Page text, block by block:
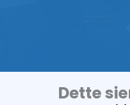
Dette